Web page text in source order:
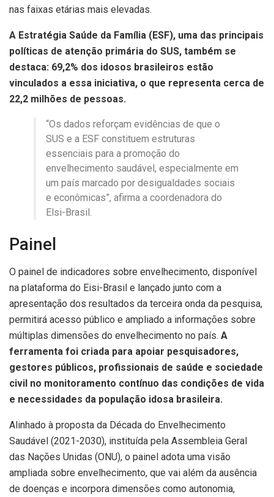
nas faixas etárias mais elevadas.
A Estratégia Saúde da Família (ESF), uma das principais
políticas de atenção primária do SUS, também se
destaca: 69,2% dos idosos brasileiros estão
vinculados a essa iniciativa, o que representa cerca de
22,2 milhões de pessoas.
“Os dados reforçam evidências de que o
SUS e a ESF constituem estruturas
essenciais para a promoção do
envelhecimento saudável, especialmente em
um país marcado por desigualdades sociais
e econômicas”, afirma a coordenadora do
Elsi-Brasil.
Painel
O painel de indicadores sobre envelhecimento, disponível
na plataforma do Eisi-Brasil e lançado junto com a
apresentação dos resultados da terceira onda da pesquisa,
permitirá acesso público e ampliado a informações sobre
múltiplas dimensões do envelhecimento no país. A
ferramenta foi criada para apoiar pesquisadores,
gestores públicos, profissionais de saúde e sociedade
civil no monitoramento contínuo das condições de vida
e necessidades da população idosa brasileira.
Alinhado à proposta da Década do Envelhecimento
Saudável (2021-2030), instituída pela Assembleia Geral
das Nações Unidas (ONU), o painel adota uma visão
ampliada sobre envelhecimento, que vai além da ausência
de doenças e incorpora dimensões como autonomia,